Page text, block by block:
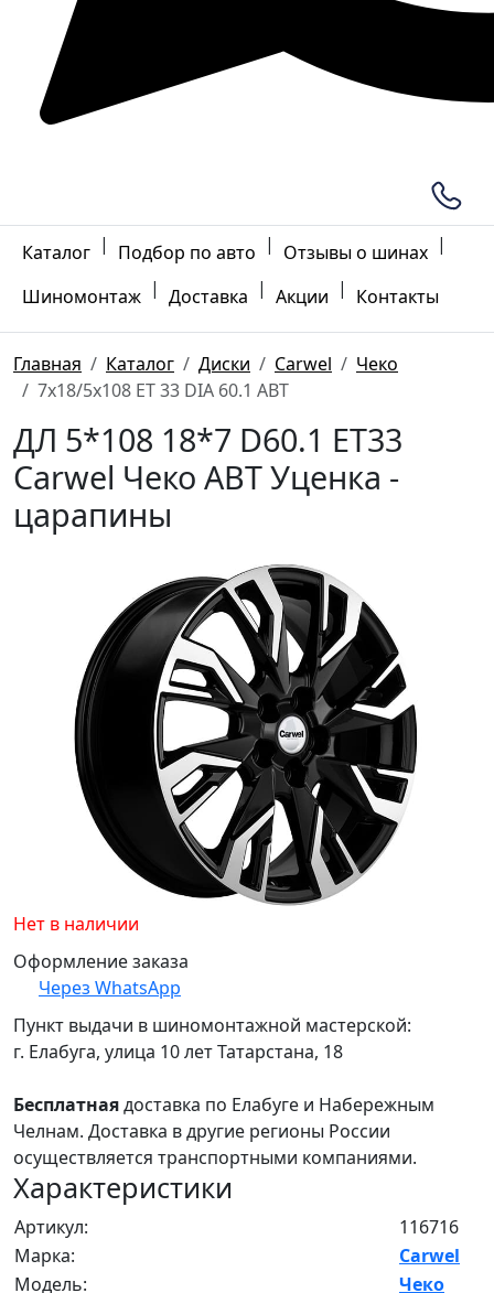
Каталог | Подбор по авто | Отзывы о шинах |
Шиномонтаж | Доставка | Акции | Контакты
Главная Каталог Диски Carwel
Чеко
7x18/5x108 ET 33 DIA 60.1 ABT
ДЛ 5*108 18*7 D60.1 ET33
Carwel Чеко ABT Уценка -
царапины
Нет в наличии
Оформление заказа
Через WhatsApp
Пункт выдачи в шиномонтажной мастерской:
г. Елабуга, улица 10 лет Татарстана, 18
Бесплатнаядоставка по Елабуге и Набережным
Челнам. Доставка в другие регионы России
осуществляется транспортными компаниями.
Характеристики
Артикул:
116716
Марка:
Carwel
Модель:
Чеко